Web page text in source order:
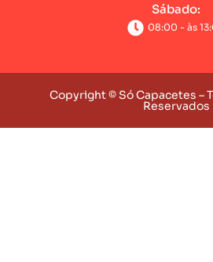
Sábado:
08:00 - às
Copyright © Só Capacetes –
Reservados